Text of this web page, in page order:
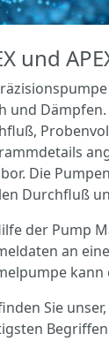
und
und
Die
Durchfluß
der Pump
an
Sie